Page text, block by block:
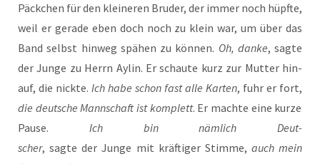
Päck­chen für den klei­ne­ren Bru­der, der immer noch hüpf­te,
weil er gera­de eben doch noch zu klein war, um über das
Band selbst hin­weg spä­hen zu kön­nen. Oh, dan­ke, sag­te
der Jun­ge zu Herrn Aylin. Er schau­te kurz zur Mut­ter hin­
auf, die nick­te. Ich habe schon fast alle Kar­ten, fuhr er fort,
die deut­sche Mann­schaft ist kom­plett. Er mach­te eine kur­ze
Pau­se. Ich bin näm­lich Deut­
scher, sag­te der Jun­ge mit kräf­ti­ger Stim­me, auch mein